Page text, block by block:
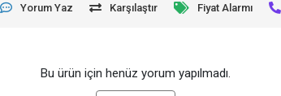
Yorum Yaz Karşılaştır Fiyat Alarmı
Bu ürün için henüz yorum yapılmadı.